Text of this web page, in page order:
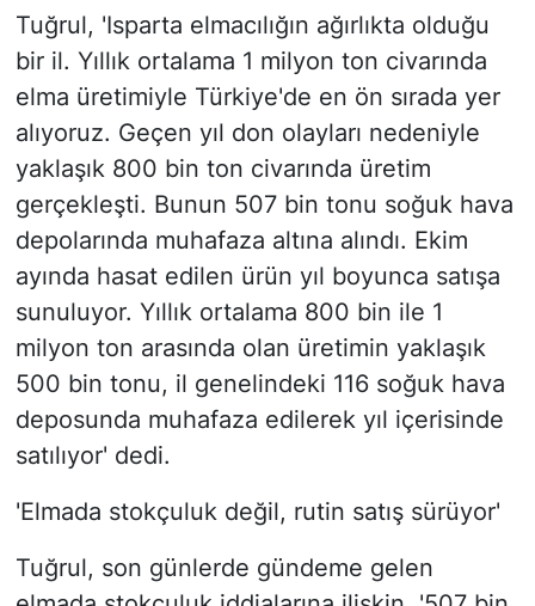
Tuğrul, 'Isparta elmacılığın ağırlıkta olduğu
bir il. Yıllık ortalama 1 milyon ton civarında
elma üretimiyle Türkiye'de en ön sırada yer
alıyoruz. Geçen yıl don olayları nedeniyle
yaklaşık 800 bin ton civarında üretim
gerçekleşti. Bunun 507 bin tonu soğuk hava
depolarında muhafaza altına alındı. Ekim
ayında hasat edilen ürün yıl boyunca satışa
sunuluyor. Yıllık ortalama 800 bin ile 1
milyon ton arasında olan üretimin yaklaşık
500 bin tonu, il genelindeki 116 soğuk hava
deposunda muhafaza edilerek yıl içerisinde
satılıyor' dedi.
'Elmada stokçuluk değil, rutin satış sürüyor'
Tuğrul, son günlerde gündeme gelen